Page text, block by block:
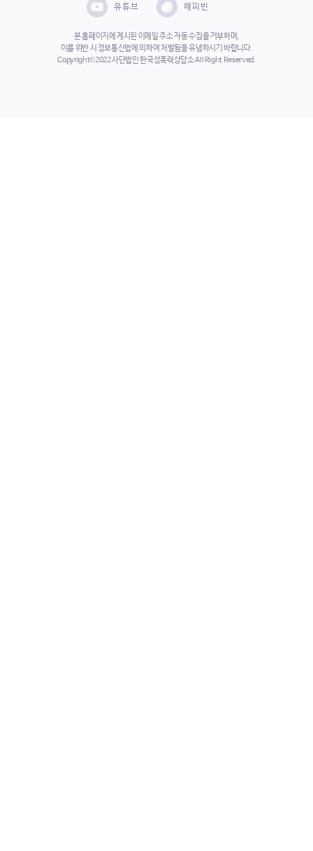
유튜브 해피빈
본 홈페이지에 게시된 이메일 주소 자동 수집을 거부하며,
이를 위반 시 정보통신법에 의하여 처벌됨을 유념하시기 바랍니다.
Copyright©2022 사단법인 한국성폭력상담소 All Right Reserved.